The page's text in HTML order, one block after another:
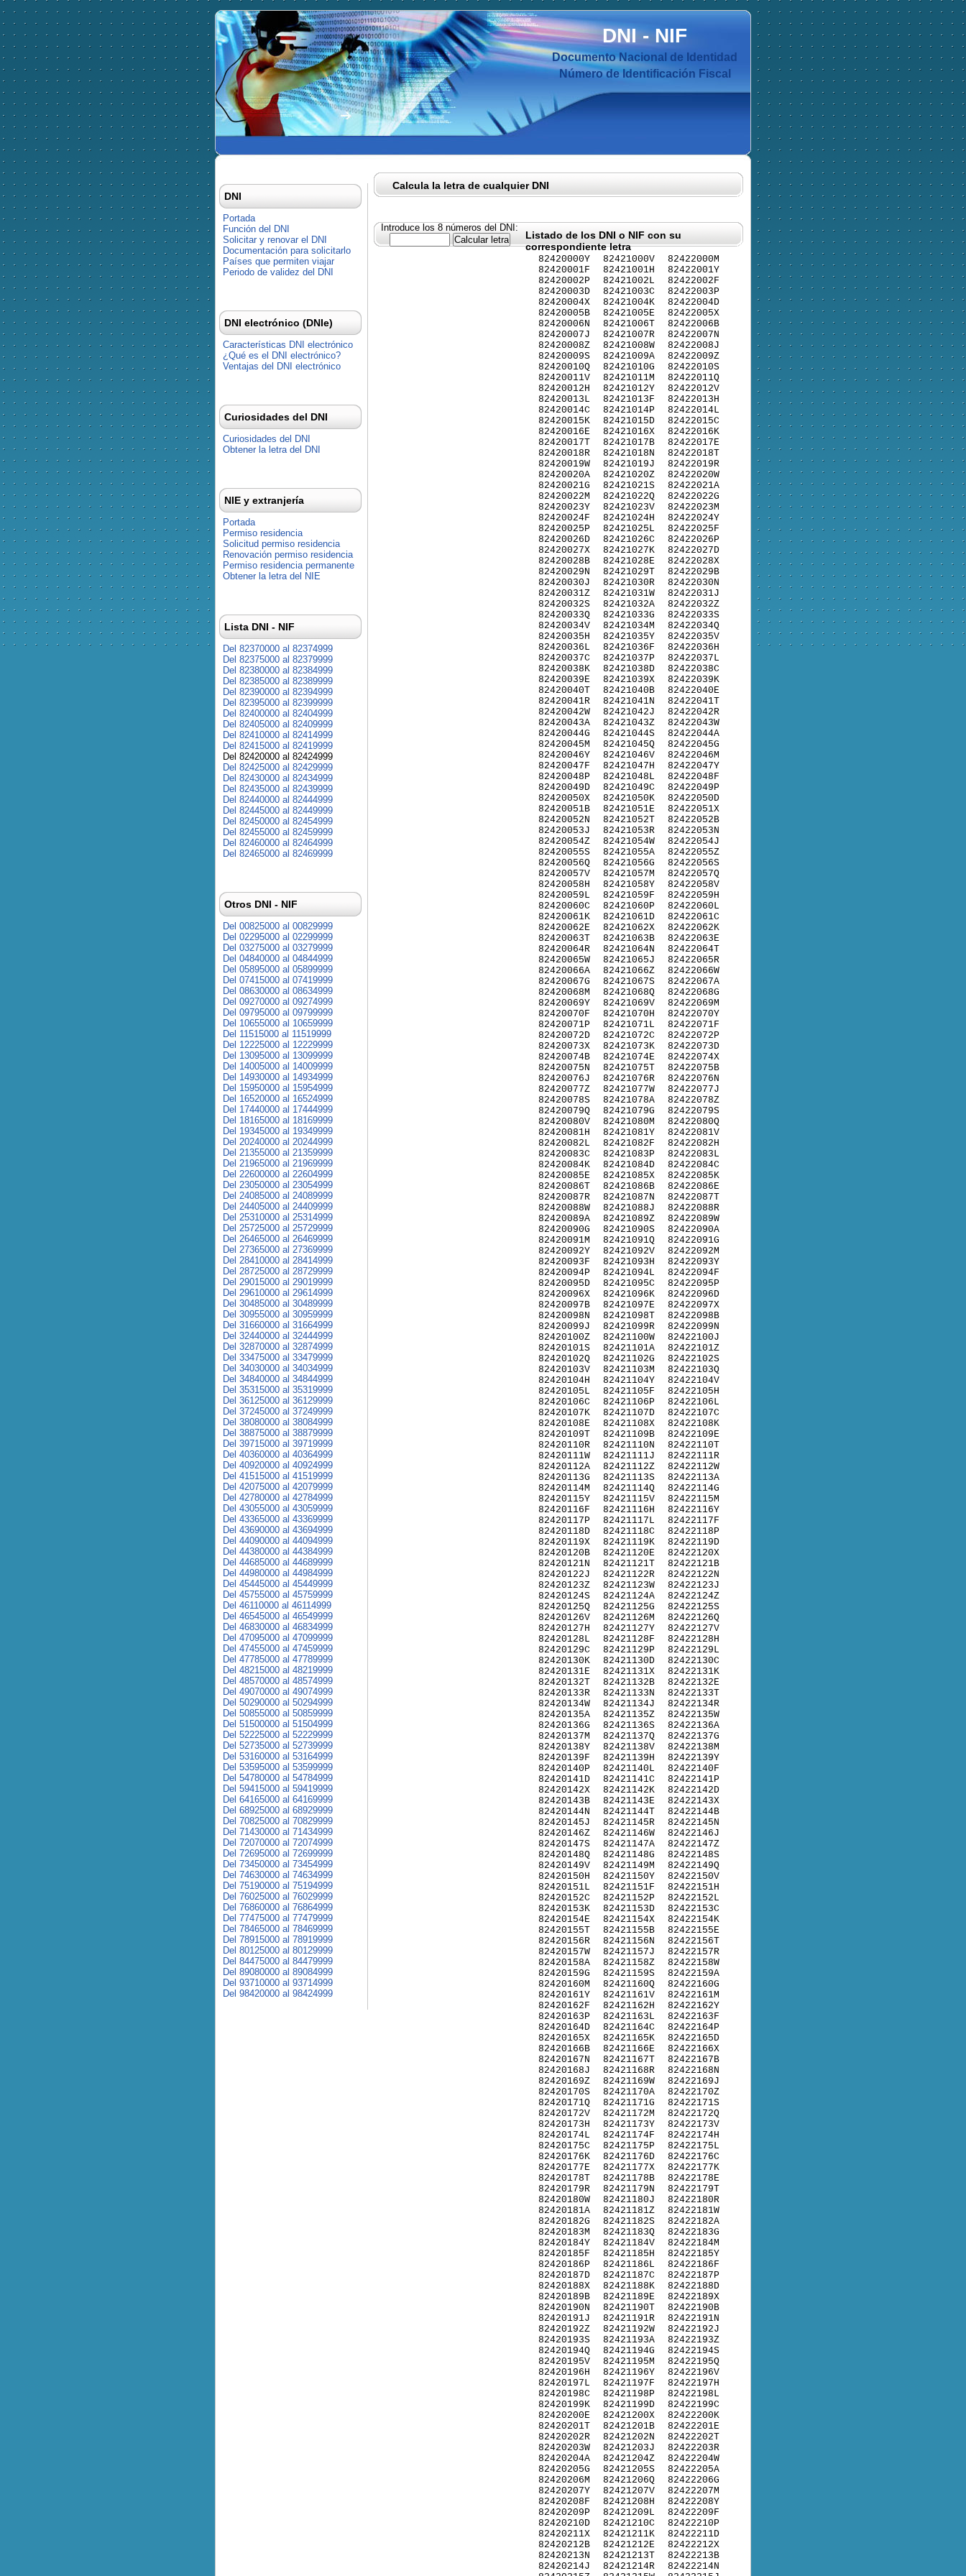
DNI-NIF
Documento Nacional de Identidad
Número de Identificación Fiscal
Calcula la letra de cualquier DNI
Introduce los 8 números del DNI:
Listado de los DNI o NIF con su
correspondiente letra
82420000Y
82420001F
82420002P
82420003D
82420004X
82420005B
82420006N
82420007J
82420008Z
82420009S
82420010Q
82420011V
82420012H
82420013L
82420014C
82420015K
82420016E
82420017T
82420018R
82420019W
82420020A
82420021G
82420022M
82420023Y
82420024F
82420025P
82420026D
82420027X
82420028B
82420029N
82420030J
82420031Z
82420032S
82420033Q
82420034V
82420035H
82420036L
82420037C
82420038K
82420039E
82420040T
82420041R
82420042W
82420043A
82420044G
82420045M
82420046Y
82420047F
82420048P
82420049D
82420050X
82420051B
82420052N
82420053J
82420054Z
82420055S
82420056Q
82420057V
82420058H
82420059L
82420060C
82420061K
82420062E
82420063T
82420064R
82420065W
82420066A
82420067G
82420068M
82420069Y
82420070F
82420071P
82420072D
82420073X
82420074B
82420075N
82420076J
82420077Z
82420078S
82420079Q
82420080V
82420081H
82420082L
82420083C
82420084K
82420085E
82420086T
82420087R
82420088W
82420089A
82420090G
82420091M
82420092Y
82420093F
82420094P
82420095D
82420096X
82420097B
82420098N
82420099J
82420100Z
82420101S
82420102Q
82420103V
82420104H
82420105L
82420106C
82420107K
82420108E
82420109T
82420110R
82420111W
82420112A
82420113G
82420114M
82420115Y
82420116F
82420117P
82420118D
82420119X
82420120B
82420121N
82420122J
82420123Z
82420124S
82420125Q
82420126V
82420127H
82420128L
82420129C
82420130K
82420131E
82420132T
82420133R
82420134W
82420135A
82420136G
82420137M
82420138Y
82420139F
82420140P
82420141D
82420142X
82420143B
82420144N
82420145J
82420146Z
82420147S
82420148Q
82420149V
82420150H
82420151L
82420152C
82420153K
82420154E
82420155T
82420156R
82420157W
82420158A
82420159G
82420160M
82420161Y
82420162F
82420163P
82420164D
82420165X
82420166B
82420167N
82420168J
82420169Z
82420170S
82420171Q
82420172V
82420173H
82420174L
82420175C
82420176K
82420177E
82420178T
82420179R
82420180W
82420181A
82420182G
82420183M
82420184Y
82420185F
82420186P
82420187D
82420188X
82420189B
82420190N
82420191J
82420192Z
82420193S
82420194Q
82420195V
82420196H
82420197L
82420198C
82420199K
82420200E
82420201T
82420202R
82420203W
82420204A
82420205G
82420206M
82420207Y
82420208F
82420209P
82420210D
82420211X
82420212B
82420213N
82420214J
82421000V
82421001H
82421002L
82421003C
82421004K
82421005E
82421006T
82421007R
82421008W
82421009A
82421010G
82421011M
82421012Y
82421013F
82421014P
82421015D
82421016X
82421017B
82421018N
82421019J
82421020Z
82421021S
82421022Q
82421023V
82421024H
82421025L
82421026C
82421027K
82421028E
82421029T
82421030R
82421031W
82421032A
82421033G
82421034M
82421035Y
82421036F
82421037P
82421038D
82421039X
82421040B
82421041N
82421042J
82421043Z
82421044S
82421045Q
82421046V
82421047H
82421048L
82421049C
82421050K
82421051E
82421052T
82421053R
82421054W
82421055A
82421056G
82421057M
82421058Y
82421059F
82421060P
82421061D
82421062X
82421063B
82421064N
82421065J
82421066Z
82421067S
82421068Q
82421069V
82421070H
82421071L
82421072C
82421073K
82421074E
82421075T
82421076R
82421077W
82421078A
82421079G
82421080M
82421081Y
82421082F
82421083P
82421084D
82421085X
82421086B
82421087N
82421088J
82421089Z
82421090S
82421091Q
82421092V
82421093H
82421094L
82421095C
82421096K
82421097E
82421098T
82421099R
82421100W
82421101A
82421102G
82421103M
82421104Y
82421105F
82421106P
82421107D
82421108X
82421109B
82421110N
82421111J
82421112Z
82421113S
82421114Q
82421115V
82421116H
82421117L
82421118C
82421119K
82421120E
82421121T
82421122R
82421123W
82421124A
82421125G
82421126M
82421127Y
82421128F
82421129P
82421130D
82421131X
82421132B
82421133N
82421134J
82421135Z
82421136S
82421137Q
82421138V
82421139H
82421140L
82421141C
82421142K
82421143E
82421144T
82421145R
82421146W
82421147A
82421148G
82421149M
82421150Y
82421151F
82421152P
82421153D
82421154X
82421155B
82421156N
82421157J
82421158Z
82421159S
82421160Q
82421161V
82421162H
82421163L
82421164C
82421165K
82421166E
82421167T
82421168R
82421169W
82421170A
82421171G
82421172M
82421173Y
82421174F
82421175P
82421176D
82421177X
82421178B
82421179N
82421180J
82421181Z
82421182S
82421183Q
82421184V
82421185H
82421186L
82421187C
82421188K
82421189E
82421190T
82421191R
82421192W
82421193A
82421194G
82421195M
82421196Y
82421197F
82421198P
82421199D
82421200X
82421201B
82421202N
82421203J
82421204Z
82421205S
82421206Q
82421207V
82421208H
82421209L
82421210C
82421211K
82421212E
82421213T
82421214R
82422000M
82422001Y
82422002F
82422003P
82422004D
82422005X
82422006B
82422007N
82422008J
82422009Z
82422010S
82422011Q
82422012V
82422013H
82422014L
82422015C
82422016K
82422017E
82422018T
82422019R
82422020W
82422021A
82422022G
82422023M
82422024Y
82422025F
82422026P
82422027D
82422028X
82422029B
82422030N
82422031J
82422032Z
82422033S
82422034Q
82422035V
82422036H
82422037L
82422038C
82422039K
82422040E
82422041T
82422042R
82422043W
82422044A
82422045G
82422046M
82422047Y
82422048F
82422049P
82422050D
82422051X
82422052B
82422053N
82422054J
82422055Z
82422056S
82422057Q
82422058V
82422059H
82422060L
82422061C
82422062K
82422063E
82422064T
82422065R
82422066W
82422067A
82422068G
82422069M
82422070Y
82422071F
82422072P
82422073D
82422074X
82422075B
82422076N
82422077J
82422078Z
82422079S
82422080Q
82422081V
82422082H
82422083L
82422084C
82422085K
82422086E
82422087T
82422088R
82422089W
82422090A
82422091G
82422092M
82422093Y
82422094F
82422095P
82422096D
82422097X
82422098B
82422099N
82422100J
82422101Z
82422102S
82422103Q
82422104V
82422105H
82422106L
82422107C
82422108K
82422109E
82422110T
82422111R
82422112W
82422113A
82422114G
82422115M
82422116Y
82422117F
82422118P
82422119D
82422120X
82422121B
82422122N
82422123J
82422124Z
82422125S
82422126Q
82422127V
82422128H
82422129L
82422130C
82422131K
82422132E
82422133T
82422134R
82422135W
82422136A
82422137G
82422138M
82422139Y
82422140F
82422141P
82422142D
82422143X
82422144B
82422145N
82422146J
82422147Z
82422148S
82422149Q
82422150V
82422151H
82422152L
82422153C
82422154K
82422155E
82422156T
82422157R
82422158W
82422159A
82422160G
82422161M
82422162Y
82422163F
82422164P
82422165D
82422166X
82422167B
82422168N
82422169J
82422170Z
82422171S
82422172Q
82422173V
82422174H
82422175L
82422176C
82422177K
82422178E
82422179T
82422180R
82422181W
82422182A
82422183G
82422184M
82422185Y
82422186F
82422187P
82422188D
82422189X
82422190B
82422191N
82422192J
82422193Z
82422194S
82422195Q
82422196V
82422197H
82422198L
82422199C
82422200K
82422201E
82422202T
82422203R
82422204W
82422205A
82422206G
82422207M
82422208Y
82422209F
82422210P
82422211D
82422212X
82422213B
82422214N
DNI
Portada
Función del DNI
Solicitar y renovar el DNI
Documentación para solicitarlo
Países que permiten viajar
Periodo de validez del DNI
DNI electrónico (DNIe)
Características DNI electrónico
¿Qué es el DNI electrónico?
Ventajas del DNI electrónico
Curiosidades del DNI
Curiosidades del DNI
Obtener la letra del DNI
NIE y extranjería
Portada
Permiso residencia
Solicitud permiso residencia
Renovación permiso residencia
Permiso residencia permanente
Obtener la letra del NIE
Lista DNI - NIF
Del 82370000 al 82374999
Del 82375000 al 82379999
Del 82380000 al 82384999
Del 82385000 al 82389999
Del 82390000 al 82394999
Del 82395000 al 82399999
Del 82400000 al 82404999
Del 82405000 al 82409999
Del 82410000 al 82414999
Del 82415000 al 82419999
Del 82420000 al 82424999
Del 82425000 al 82429999
Del 82430000 al 82434999
Del 82435000 al 82439999
Del 82440000 al 82444999
Del 82445000 al 82449999
Del 82450000 al 82454999
Del 82455000 al 82459999
Del 82460000 al 82464999
Del 82465000 al 82469999
Otros DNI - NIF
Del 00825000 al 00829999
Del 02295000 al 02299999
Del 03275000 al 03279999
Del 04840000 al 04844999
Del 05895000 al 05899999
Del 07415000 al 07419999
Del 08630000 al 08634999
Del 09270000 al 09274999
Del 09795000 al 09799999
Del 10655000 al 10659999
Del 11515000 al 11519999
Del 12225000 al 12229999
Del 13095000 al 13099999
Del 14005000 al 14009999
Del 14930000 al 14934999
Del 15950000 al 15954999
Del 16520000 al 16524999
Del 17440000 al 17444999
Del 18165000 al 18169999
Del 19345000 al 19349999
Del 20240000 al 20244999
Del 21355000 al 21359999
Del 21965000 al 21969999
Del 22600000 al 22604999
Del 23050000 al 23054999
Del 24085000 al 24089999
Del 24405000 al 24409999
Del 25310000 al 25314999
Del 25725000 al 25729999
Del 26465000 al 26469999
Del 27365000 al 27369999
Del 28410000 al 28414999
Del 28725000 al 28729999
Del 29015000 al 29019999
Del 29610000 al 29614999
Del 30485000 al 30489999
Del 30955000 al 30959999
Del 31660000 al 31664999
Del 32440000 al 32444999
Del 32870000 al 32874999
Del 33475000 al 33479999
Del 34030000 al 34034999
Del 34840000 al 34844999
Del 35315000 al 35319999
Del 36125000 al 36129999
Del 37245000 al 37249999
Del 38080000 al 38084999
Del 38875000 al 38879999
Del 39715000 al 39719999
Del 40360000 al 40364999
Del 40920000 al 40924999
Del 41515000 al 41519999
Del 42075000 al 42079999
Del 42780000 al 42784999
Del 43055000 al 43059999
Del 43365000 al 43369999
Del 43690000 al 43694999
Del 44090000 al 44094999
Del 44380000 al 44384999
Del 44685000 al 44689999
Del 44980000 al 44984999
Del 45445000 al 45449999
Del 45755000 al 45759999
Del 46110000 al 46114999
Del 46545000 al 46549999
Del 46830000 al 46834999
Del 47095000 al 47099999
Del 47455000 al 47459999
Del 47785000 al 47789999
Del 48215000 al 48219999
Del 48570000 al 48574999
Del 49070000 al 49074999
Del 50290000 al 50294999
Del 50855000 al 50859999
Del 51500000 al 51504999
Del 52225000 al 52229999
Del 52735000 al 52739999
Del 53160000 al 53164999
Del 53595000 al 53599999
Del 54780000 al 54784999
Del 59415000 al 59419999
Del 64165000 al 64169999
Del 68925000 al 68929999
Del 70825000 al 70829999
Del 71430000 al 71434999
Del 72070000 al 72074999
Del 72695000 al 72699999
Del 73450000 al 73454999
Del 74630000 al 74634999
Del 75190000 al 75194999
Del 76025000 al 76029999
Del 76860000 al 76864999
Del 77475000 al 77479999
Del 78465000 al 78469999
Del 78915000 al 78919999
Del 80125000 al 80129999
Del 84475000 al 84479999
Del 89080000 al 89084999
Del 93710000 al 93714999
Del 98420000 al 98424999